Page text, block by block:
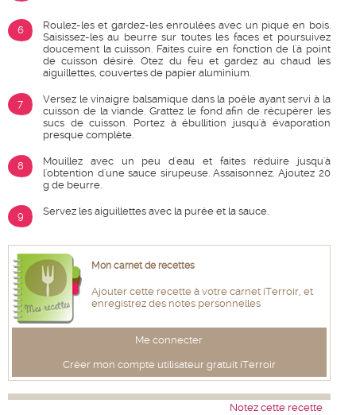
6
Roulez-les et gardez-les enroulées avec un pique en bois.
Saisissez-les au beurre sur toutes les faces et poursuivez
doucement la cuisson. Faites cuire en fonction de l'à point
de cuisson désiré. Otez du feu et gardez au chaud les
aiguillettes, couvertes de papier aluminium.
7
Versez le vinaigre balsamique dans la poêle ayant servi à la
cuisson de la viande. Grattez le fond afin de récupérer les
sucs de cuisson. Portez à ébullition jusqu'à évaporation
presque complète.
8
Mouillez avec un peu d'eau et faites réduire jusqu'à
l'obtention d'une sauce sirupeuse. Assaisonnez. Ajoutez 20
g de beurre.
9 Servez les aiguillettes avec la purée et la sauce.
Mon carnet de recettes
Ajouter cette recette à votre carnet iTerroir, et
enregistrez des notes personnelles
Me connecter
Créer mon compte utilisateur gratuit iTerroir
Notez cette recette